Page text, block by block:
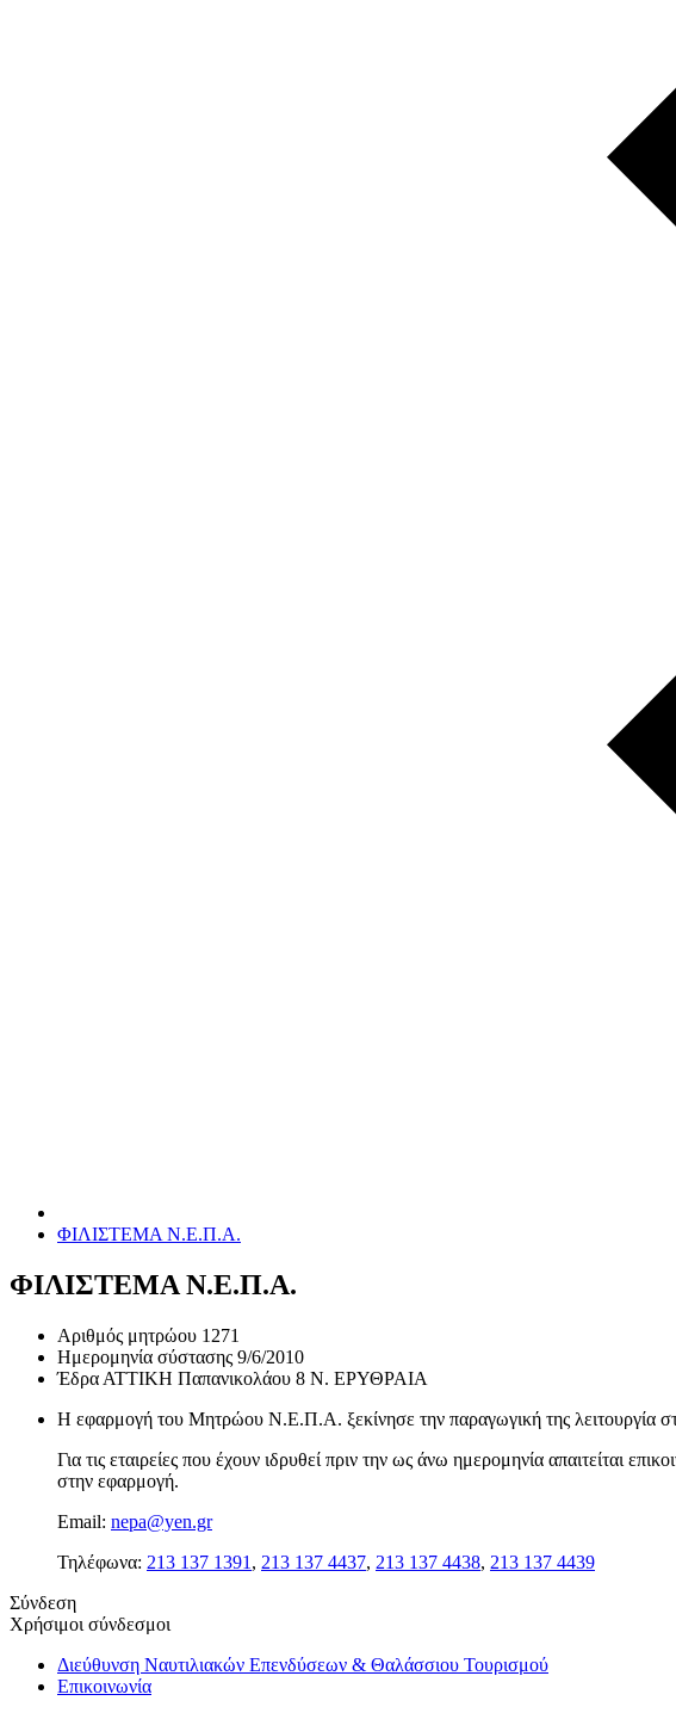
ΦΙΛΙΣΤΕΜΑ Ν.Ε.Π.Α.
ΦΙΛΙΣΤΕΜΑ Ν.Ε.Π.Α.
Αριθμός μητρώου 1271
Ημερομηνία σύστασης 9/6/2010
Έδρα ΑΤΤΙΚΗ Παπανικολάου 8 Ν. ΕΡΥΘΡΑΙΑ
Η εφαρμογή του Μητρώου Ν.Ε.Π.Α. ξεκίνησε την παραγωγική της λειτουργία
Για τις εταιρείες που έχουν ιδρυθεί πριν την ως άνω ημερομηνία απαιτείται
στην εφαρμογή.
Email: nepa@yen.gr
Τηλέφωνα: 213 137 1391 , 213 137 4437, 213 137 4438, 213 137 4439
Σύνδεση
Χρήσιμοι σύνδεσμοι
Διεύθυνση Ναυτιλιακών Επενδύσεων & Θαλάσσιου Τουρισμού
Επικοινωνία